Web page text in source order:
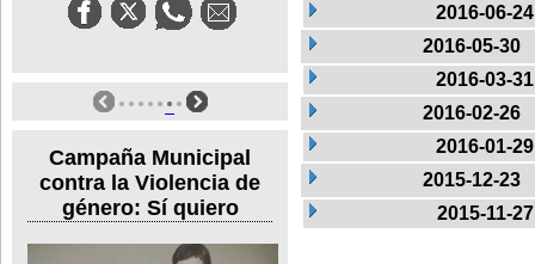
Campaña Municipal
contra la Violencia de
género: Sí quiero
2016-06-24
2016-05-30
2016-03-31
2016-02-26
2016-01-29
2015-12-23
2015-11-27